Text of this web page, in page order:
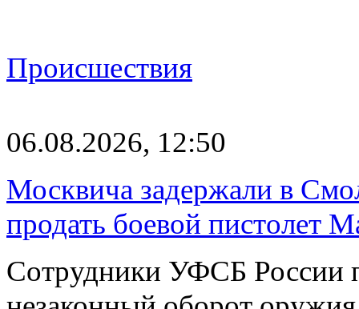
Происшествия
06.08.2026, 12:50
Москвича задержали в
продать боевой пистолет
Сотрудники УФСБ России